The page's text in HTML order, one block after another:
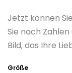
Jetzt können
Sie nach
Bild, das Ihre
Größe
von
5
Sternen.